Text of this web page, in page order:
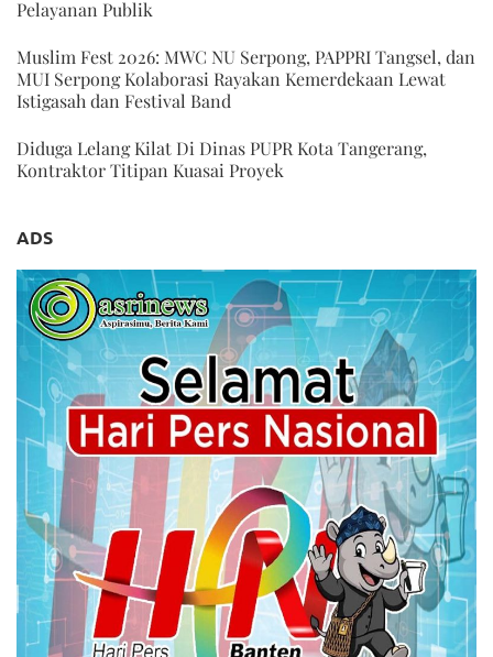
Pelayanan Publik
Muslim Fest 2026: MWC NU Serpong, PAPPRI Tangsel, dan
MUI Serpong Kolaborasi Rayakan Kemerdekaan Lewat
Istigasah dan Festival Band
Diduga Lelang Kilat Di Dinas PUPR Kota Tangerang,
Kontraktor Titipan Kuasai Proyek
ADS